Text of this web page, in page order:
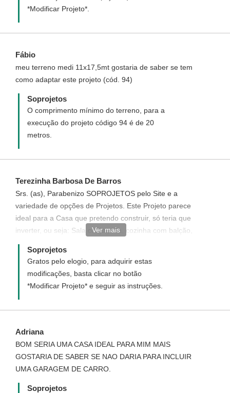
*Modificar Projeto*.
Fábio
meu terreno medi 11x17,5mt gostaria de saber se tem
como adaptar este projeto (cód. 94)
Soprojetos
O comprimento mínimo do terreno, para a
execução do projeto código 94 é de 20
metros.
Terezinha Barbosa De Barros
Srs. (as), Parabenizo SOPROJETOS pelo Site e a
variedade de opções de Projetos. Este Projeto parece
ideal para a Casa que pretendo construir, só teria que
inverter, ou seja: Sala conjugada, cozinha com balção,
2 suites, 1 banheiro social, 1 escritório e 1 garagem.
Meu terreno tem o tamanho: 20 metros de frente e 26
metros de fundo (já é murado). FELIZ NATAL! UM ANO
NOVO ILUMINADO! Terezinha Barbosa
Ver mais
Soprojetos
Gratos pelo elogio, para adquirir estas
modificações, basta clicar no botão
*Modificar Projeto* e seguir as instruções.
Adriana
BOM SERIA UMA CASA IDEAL PARA MIM MAIS
GOSTARIA DE SABER SE NAO DARIA PARA INCLUIR
UMA GARAGEM DE CARRO.
Soprojetos